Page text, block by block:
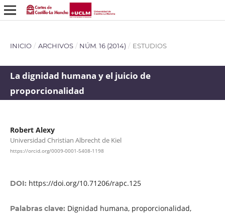
INICIO / ARCHIVOS / NÚM. 16 (2014) / ESTUDIOS
La dignidad humana y el juicio de
proporcionalidad
Robert Alexy
Universidad Christian Albrecht de Kiel
https://orcid.org/0009-0001-5408-1198
DOI: https://doi.org/10.71206/rapc.125
Palabras clave: Dignidad humana, proporcionalidad,